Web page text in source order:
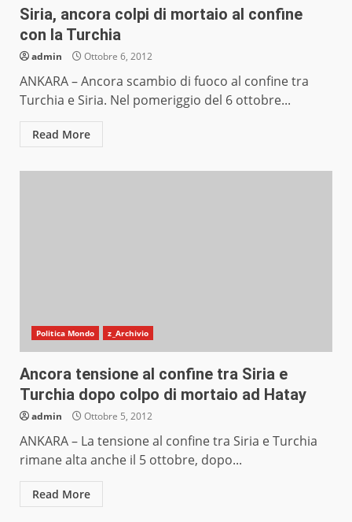
Siria, ancora colpi di mortaio al confine
con la Turchia
admin Ottobre 6, 2012
ANKARA – Ancora scambio di fuoco al confine tra
Turchia e Siria. Nel pomeriggio del 6 ottobre...
Read More
Politica Mondo z_Archivio
Ancora tensione al confine tra Siria e
Turchia dopo colpo di mortaio ad Hatay
admin Ottobre 5, 2012
ANKARA – La tensione al confine tra Siria e Turchia
rimane alta anche il 5 ottobre, dopo...
Read More